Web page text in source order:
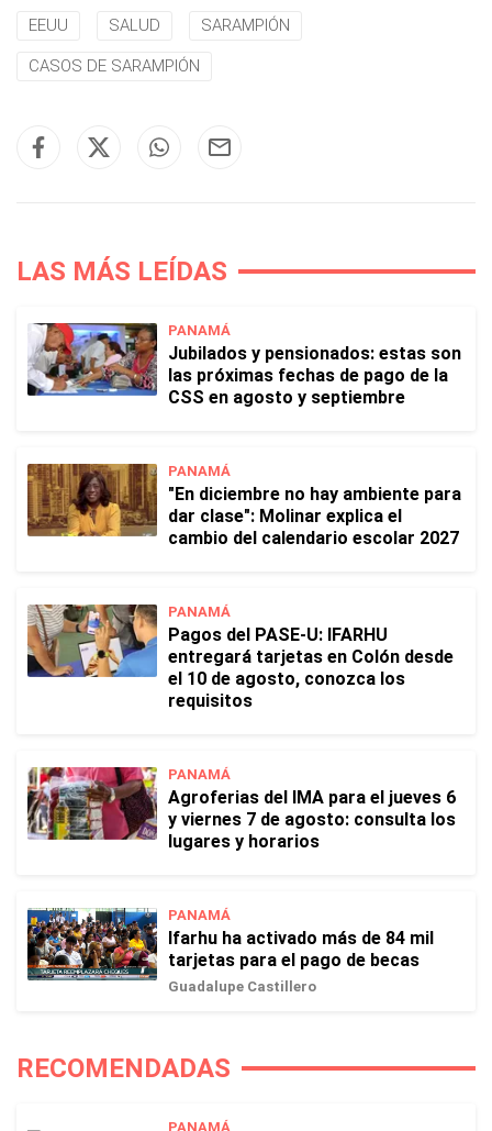
EEUU SALUD SARAMPIÓN
CASOS DE SARAMPIÓN
LAS MÁS LEÍDAS
PANAMÁ
Jubilados y pensionados: estas son
las próximas fechas de pago de la
CSS en agosto y septiembre
PANAMÁ
"En diciembre no hay ambiente para
dar clase": Molinar explica el
cambio del calendario escolar 2027
PANAMÁ
Pagos del PASE-U: IFARHU
entregará tarjetas en Colón desde
el 10 de agosto, conozca los
requisitos
PANAMÁ
Agroferias del IMA para el jueves 6
y viernes 7 de agosto: consulta los
lugares y horarios
PANAMÁ
Ifarhu ha activado más de 84 mil
tarjetas para el pago de becas
Guadalupe Castillero
RECOMENDADAS
PANAMÁ